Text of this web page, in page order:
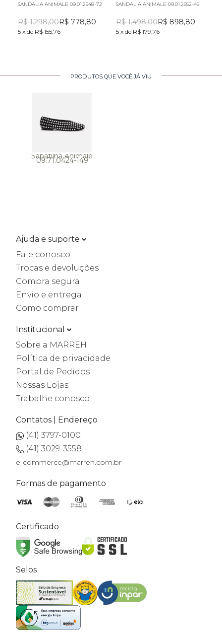
SANDALIA ANIMALE 09.01.2548-72
R$ 1.298,00R$ 778,80
5 x de R$ 155,76
SANDALIA ANIMALE 09.01.2552-45
R$ 1.498,00R$ 898,80
5 x de R$ 179,76
PRODUTOS QUE VOCÊ JÁ VIU
Sapatilha Animale
09.71.0424-149
Ajuda e suporte
Fale conosco
Trocas e devoluções
Compra segura
Envio e entrega
Como comprar
Institucional
Sobre a MARREH
Política de privacidade
Portal de Pedidos
Nossas Lojas
Trabalhe conosco
Contatos | Endereço
(41) 3797-0100
(41) 3029-3558
e-commerce@marreh.com.br
Formas de pagamento
Certificado
Selos